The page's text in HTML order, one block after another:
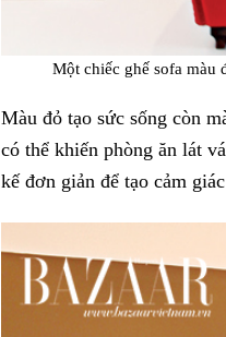
Một chiếc ghế sofa màu
Màu đỏ tạo sức sống còn
có thể khiến phòng ăn lát
kế đơn giản để tạo cảm